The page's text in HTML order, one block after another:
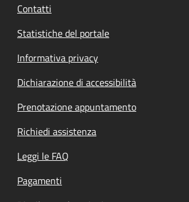
Contatti
Statistiche del portale
Informativa privacy
Dichiarazione di accessibilità
Prenotazione appuntamento
Richiedi assistenza
Leggi le FAQ
Pagamenti